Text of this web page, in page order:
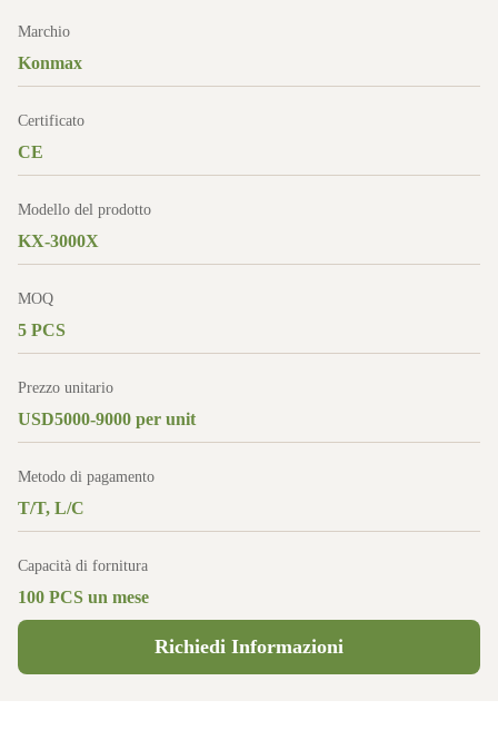
Marchio
Konmax
Certificato
CE
Modello del prodotto
KX-3000X
MOQ
5 PCS
Prezzo unitario
USD5000-9000 per unit
Metodo di pagamento
T/T, L/C
Capacità di fornitura
100 PCS un mese
Richiedi Informazioni